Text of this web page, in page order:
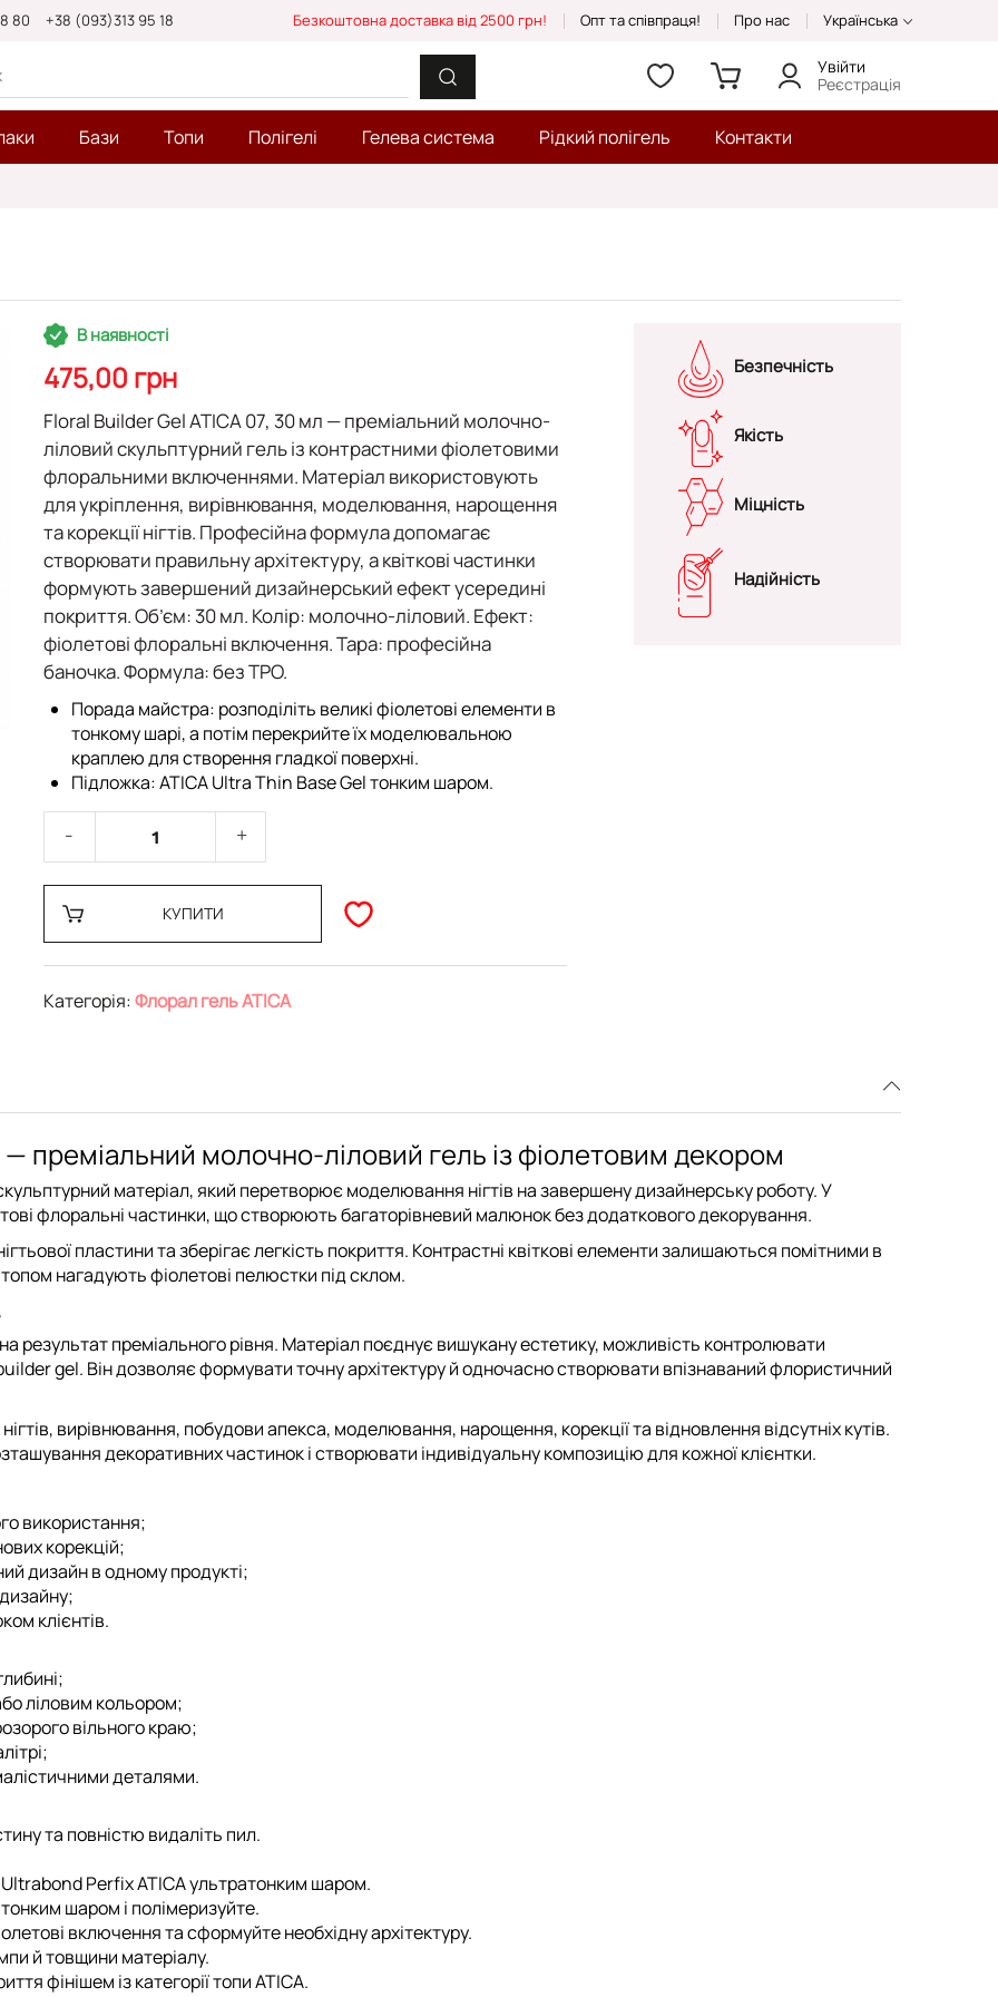
80 +38 (093)313 95 18 Безкоштовна доставка від 2500 грн! Опт та співпраця! Про нас Українська
Увійти
Реєстрація
Бази Топи Полігелі Гелева система Рідкий полігель Контакти
В наявності
475,00 грн
Floral Builder Gel ATICA 07, 30 мл — преміальний молочно-
ліловий скульптурний гель із контрастними фіолетовими
флоральними включеннями. Матеріал використовують
дляукріплення, вирівнювання, моделювання, нарощення
та корекції нігтів. Професійна формула допомагає
створювати правильну архітектуру, а квіткові частинки
формують завершений дизайнерський ефект усередині
покриття.Об’єм:30 мл. Колір: молочно-ліловий. Ефект:
фіолетові флоральні включення.Тара: професійна
баночка.Формула:без TPO.
Порада майстра: розподіліть великі фіолетові елементи в
тонкому шарі, а потім перекрийте їх моделювальною
краплею для створення гладкої поверхні.
Підложка:ATICA Ultra Thin Base Gelтонким шаром.
КУПИТИ
Категорія:Флорал гель ATICA
Безпечність
Якість
Міцність
Надійність
преміальний молочно-ліловий гель із фіолетовим декором
матеріал, який перетворює моделювання нігтів на завершену дизайнерську роботу. У
флоральні частинки, що створюють багаторівневий малюнок без додаткового декорування.
пластини та зберігає легкість покриття. Контрастні квіткові елементи залишаються помітними в
нагадують фіолетові пелюстки під склом.
результат преміального рівня. Матеріал поєднує вишукану естетику, можливість контролювати
gel. Він дозволяє формувати точну архітектуру й одночасно створювати впізнаваний флористичний
вирівнювання, побудови апекса, моделювання, нарощення, корекції та відновлення відсутніх кутів.
декоративних частинок і створювати індивідуальну композицію для кожної клієнтки.
використання;
корекцій;
дизайн в одному продукті;
клієнтів.
ліловим кольором;
вільного краю;
деталями.
та повністю видаліть пил.
Ultrabond Perfix ATICAультратонким шаром.
тонким шаром і полімеризуйте.
включення та сформуйте необхідну архітектуру.
й товщини матеріалу.
фінішем із категоріїтопи ATICA.